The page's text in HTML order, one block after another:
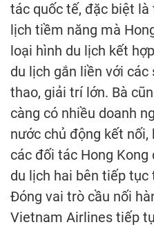
tác quốc tế, đặc biệt
lịch tiềm năng mà
loại hình du lịch kết
du lịch gắn liền với
thao, giải trí lớn. Bà
càng có nhiều doanh
nước chủ động kết
các đối tác Hong
du lịch hai bên tiếp
Đóng vai trò cầu nối
Vietnam Airlines tiếp